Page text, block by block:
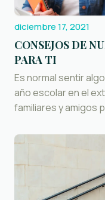
diciembre 17, 2021
CONSEJOS DE
PARA TI
Es normal sentir
año escolar en el
familiares y amigos